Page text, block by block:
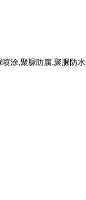
涂,聚脲防腐,聚脲防